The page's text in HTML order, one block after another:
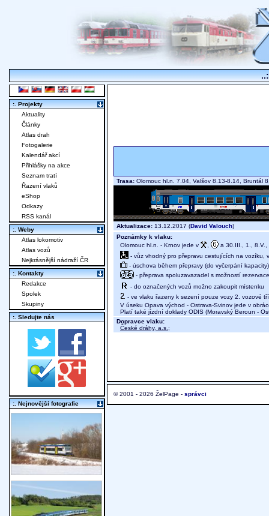
Trasa: Olomouc hl.n. 7.04, Valšov 8.13-8.14,
Aktualizace: 13.12.2017 (David Valouch)
Poznámky k vlaku:
Olomouc hl.n. - Krnov jede v
a 30.III., 1.,
- vůz vhodný pro přepravu cestujících na vozíku,
- úschova během přepravy (do vyčerpání kapacity)
- přeprava spoluzavazadel s možností
- do označených vozů možno zakoupit místenku
- ve vlaku řazeny k sezení pouze vozy 2. vozové
V úseku Opava východ - Ostrava-Svinov jede v
Platí také jízdní doklady ODIS (Moravský Beroun -
Dopravce vlaku:
České dráhy, a.s. ;
© 2001 - 2026 ŽelPage - správci
:. Projekty
Aktuality
Články
Atlas drah
Fotogalerie
Kalendář akcí
Přihlášky na akce
Seznam tratí
Řazení vlaků
eShop
Odkazy
RSS kanál
:. Weby
Atlas lokomotiv
Atlas vozů
Nejkrásnější nádraží ČR
:. Kontakty
Redakce
Spolek
Skupiny
:. Sledujte nás
:. Nejnovější fotografie